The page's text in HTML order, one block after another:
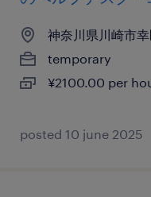
神奈川県川崎市
temporary
¥2100.00 per
posted 10 june 2025